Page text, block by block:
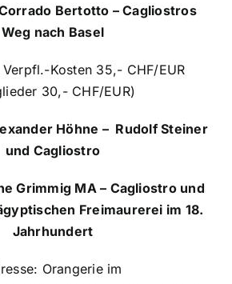
Bertotto – Cagliostros
Weg nach Basel
Kosten 35,- CHF/EUR
30,- CHF/EUR)
Höhne – Rudolf Steiner
und Cagliostro
Grimmig MA – Cagliostro und
Freimaurerei im 18.
Jahrhundert
Orangerie im